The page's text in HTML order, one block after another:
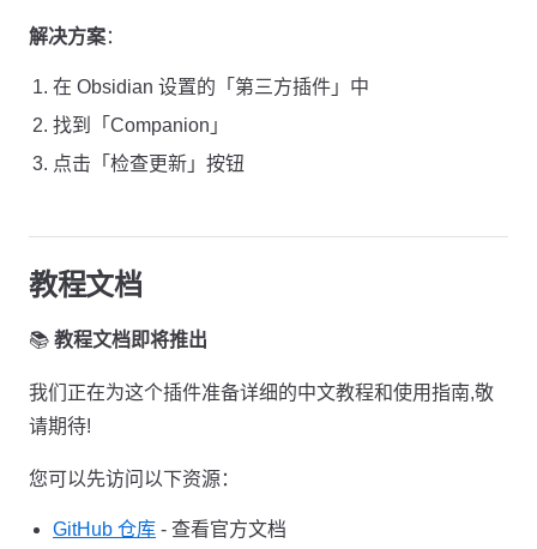
解决方案：
在 Obsidian 设置的「第三方插件」中
找到「Companion」
点击「检查更新」按钮
教程文档
📚 教程文档即将推出
我们正在为这个插件准备详细的中文教程和使用指南,敬
请期待!
您可以先访问以下资源：
GitHub 仓库 - 查看官方文档